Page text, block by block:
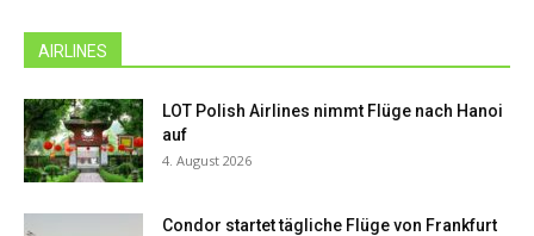
AIRLINES
LOT Polish Airlines nimmt Flüge nach Hanoi
auf
4. August 2026
Condor startet tägliche Flüge von Frankfurt